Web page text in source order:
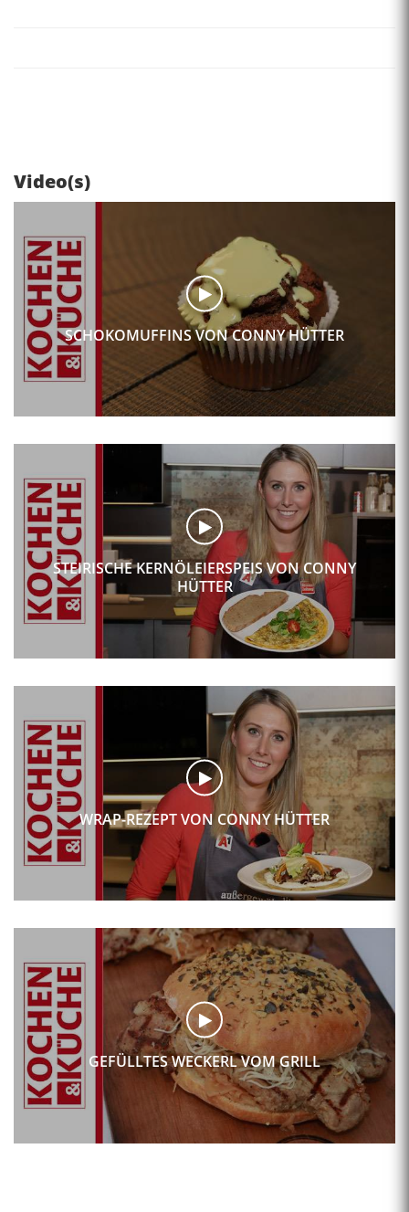
Video(s)
SCHOKOMUFFINS VON CONNY HÜTTER
STEIRISCHE KERNÖLEIERSPEIS VON CONNY
HÜTTER
WRAP-REZEPT VON CONNY HÜTTER
GEFÜLLTES WECKERL VOM GRILL